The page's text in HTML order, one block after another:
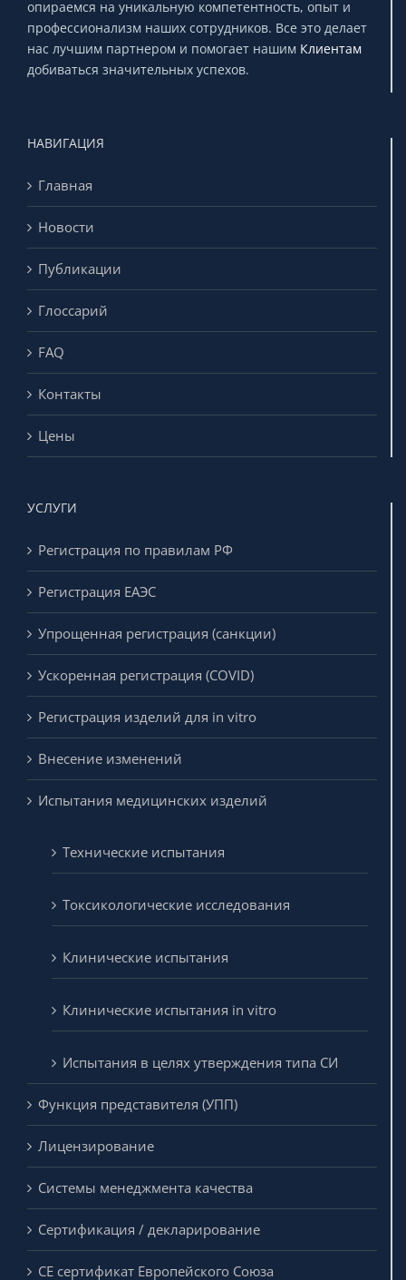
опираемся на уникальную компетентность, опыт и
профессионализм наших сотрудников. Все это делает
нас лучшим партнером и помогает нашим Клиентам
добиваться значительных успехов.
НАВИГАЦИЯ
Главная
Новости
Публикации
Глоссарий
FAQ
Контакты
Цены
УСЛУГИ
Регистрация по правилам РФ
Регистрация ЕАЭС
Упрощенная регистрация (санкции)
Ускоренная регистрация (COVID)
Регистрация изделий для in vitro
Внесение изменений
Испытания медицинских изделий
Технические испытания
Токсикологические исследования
Клинические испытания
Клинические испытания in vitro
Испытания в целях утверждения типа СИ
Функция представителя (УПП)
Лицензирование
Системы менеджмента качества
Сертификация / декларирование
CE сертификат Европейского Союза